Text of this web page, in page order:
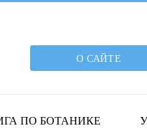
О САЙТЕ
ПО БОТАНИКЕ
ПО САЙТУ